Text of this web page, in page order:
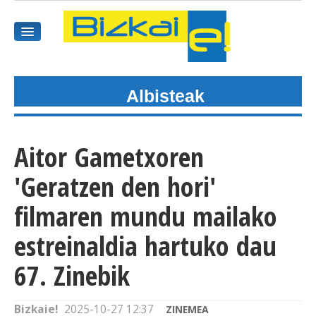
GAIAK
AGENDEA
KOMUNITATEA
ALBISTE GUZTIAK
BIDEOAK
Albisteak
Aitor Gametxoren
'Geratzen den hori'
filmaren mundu mailako
estreinaldia hartuko dau
67. Zinebik
Bizkaie! 2025-10-27 12:37 ZINEMEA